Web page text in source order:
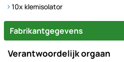
10x klemisolator
Fabrikantgegevens
Verantwoordelijk orgaan